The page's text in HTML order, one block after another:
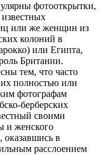
фотооткрытки,
или же женщин из
колоний в
или Египта,
Британии.
тем, что часто
полностью или
фотографам
берберских
своими
и женского
оказавшись в
расслоением